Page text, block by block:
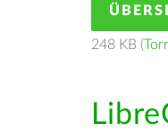
248 KB (